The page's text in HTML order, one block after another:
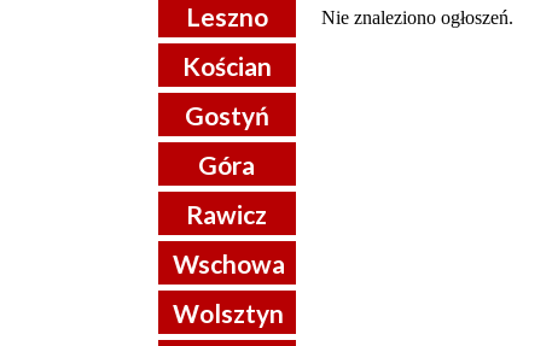
Leszno
Kościan
Gostyń
Góra
Rawicz
Wschowa
Wolsztyn
Nie znaleziono ogłoszeń.